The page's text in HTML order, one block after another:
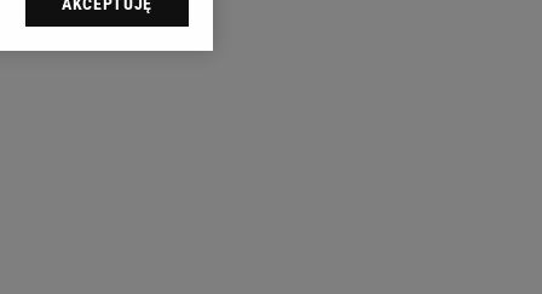
sp. z o.o., jej
swoje preferencje
celów identyfikacji.